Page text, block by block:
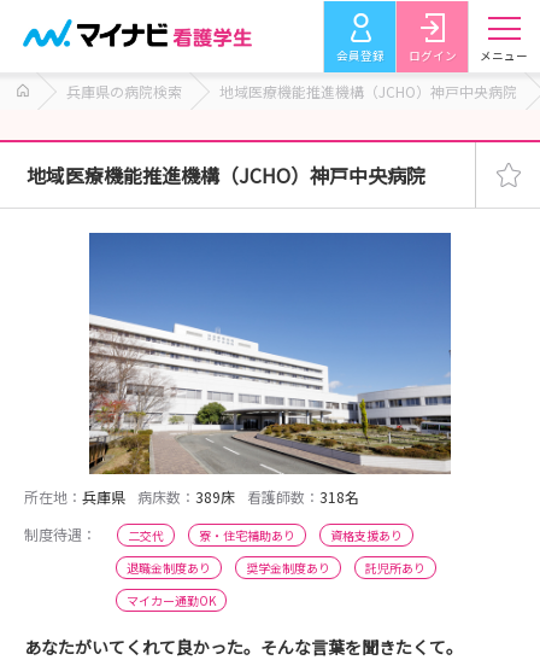
会員登録 ログイン メニュー
兵庫県の病院検索 地域医療機能推進機構（JCHO）神戸中央病院
地域医療機能推進機構（JCHO）神戸中央病院
所在地： 兵庫県 病床数： 389床 看護師数： 318名
制度待遇：
二交代 寮・住宅補助あり
資格支援あり
退職金制度あり
奨学金制度あり
託児所あり
マイカー通勤OK
あなたがいてくれて良かった。そんな言葉を聞きたくて。